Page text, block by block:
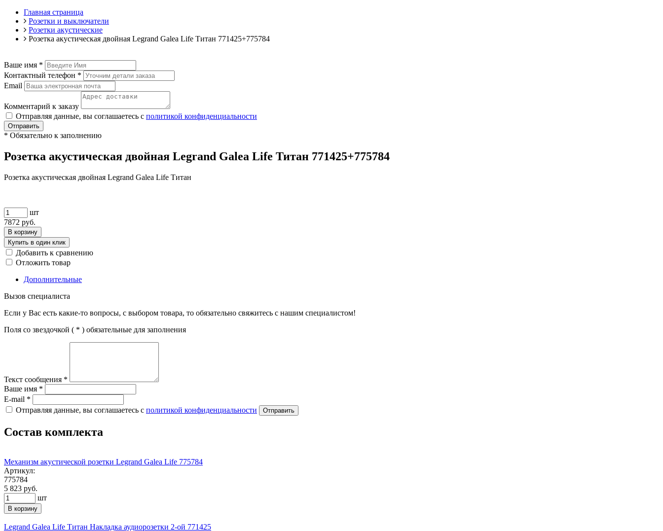
Главная страница
Розетки и выключатели
Розетки акустические
Розетка акустическая двойная Legrand Galea Life Титан 771425+775784
Ваше имя *
Контактный телефон *
Email
Комментарий к заказу
Отправляя данные, вы соглашаетесь с политикой конфиденциальности
Отправить
* Обязательно к заполнению
Розетка акустическая двойная Legrand Galea Life Титан 771425+775784
Розетка акустическая двойная Legrand Galea Life Титан
шт
7872 руб.
В корзину
Купить в один клик
Добавить к сравнению
Отложить товар
Дополнительные
Вызов специалиста
Если у Вас есть какие-то вопросы, с выбором товара, то обязательно свяжитесь с нашим специалистом!
Поля со звездочкой ( * ) обязательные для заполнения
Текст сообщения *
Ваше имя *
E-mail *
Отправляя данные, вы соглашаетесь с политикой конфиденциальности Отправить
Состав комплекта
Механизм акустической розетки Legrand Galea Life 775784
Артикул:
775784
5 823 руб.
шт
В корзину
Legrand Galea Life Титан Накладка аудиорозетки 2-ой 771425